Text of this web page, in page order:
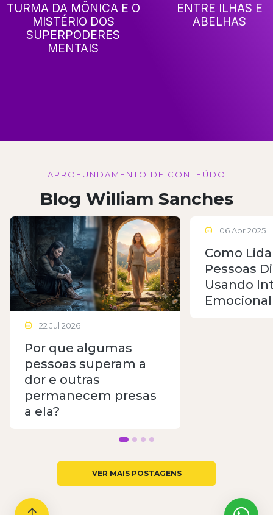
TURMA DA MÔNICA E O
MISTÉRIO DOS
SUPERPODERES
MENTAIS
ENTRE ILHAS E
ABELHAS
APROFUNDAMENTO DE CONTEÚDO
Blog William Sanches
22 Jul 2026
Por que algumas
pessoas superam a
dor e outras
permanecem presas
a ela?
06 Abr 2025
Como
Pessoas
Usando
Emocional
VER MAIS POSTAGENS